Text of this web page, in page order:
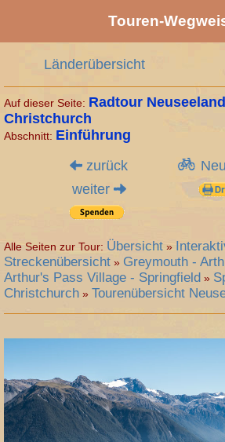
Touren-
Länderübersicht
Auf dieser Seite: Radtour
Christchurch
Abschnitt: Einführung
zurück
weiter
Alle Seiten zur Tour: Übersicht »
Streckenübersicht » Greymouth -
Arthur's Pass Village - Springfield »
Christchurch »Tourenübersicht